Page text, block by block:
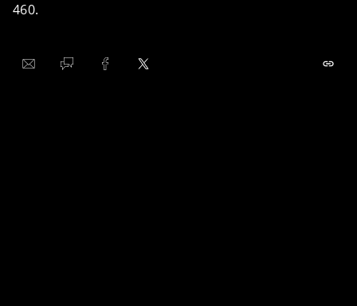
460.